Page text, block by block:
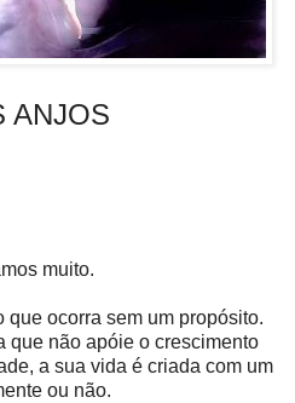
ANJOS
muito.
que ocorra sem um propósito.
que não apóie o crescimento
a sua vida é criada com um
ou não.